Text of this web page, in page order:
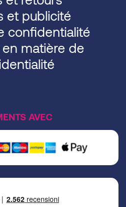
et publicité
confidentialité
matière de
AVEC